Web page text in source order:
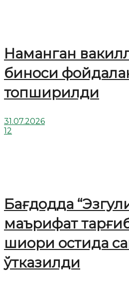
Наманган
биноси
топширилди
31.07.2026
12
Бағдодда
маърифат
шиори остида
ўтказилди